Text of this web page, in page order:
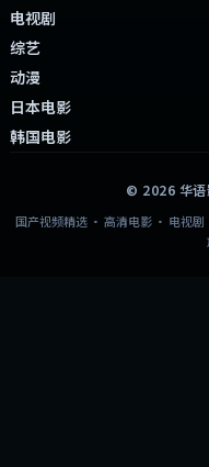
电视剧
综艺
动漫
日本电影
韩国电影
© 2026 华
国产视频精选 · 高清电影 · 电视